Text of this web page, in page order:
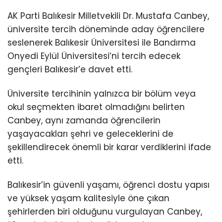
AK Parti Balıkesir Milletvekili Dr. Mustafa Canbey,
üniversite tercih döneminde aday öğrencilere
seslenerek Balıkesir Üniversitesi ile Bandırma
Onyedi Eylül Üniversitesi’ni tercih edecek
gençleri Balıkesir’e davet etti.
Üniversite tercihinin yalnızca bir bölüm veya
okul seçmekten ibaret olmadığını belirten
Canbey, aynı zamanda öğrencilerin
yaşayacakları şehri ve geleceklerini de
şekillendirecek önemli bir karar verdiklerini ifade
etti.
Balıkesir’in güvenli yaşamı, öğrenci dostu yapısı
ve yüksek yaşam kalitesiyle öne çıkan
şehirlerden biri olduğunu vurgulayan Canbey,